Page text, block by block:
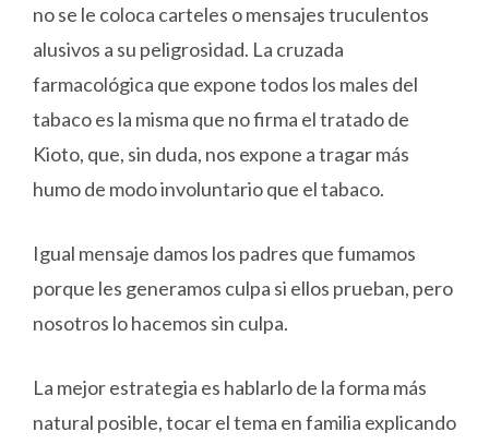
no se le coloca carteles o mensajes truculentos
alusivos a su peligrosidad. La cruzada
farmacológica que expone todos los males del
tabaco es la misma que no firma el tratado de
Kioto, que, sin duda, nos expone a tragar más
humo de modo involuntario que el tabaco.
Igual mensaje damos los padres que fumamos
porque les generamos culpa si ellos prueban, pero
nosotros lo hacemos sin culpa.
La mejor estrategia es hablarlo de la forma más
natural posible, tocar el tema en familia explicando